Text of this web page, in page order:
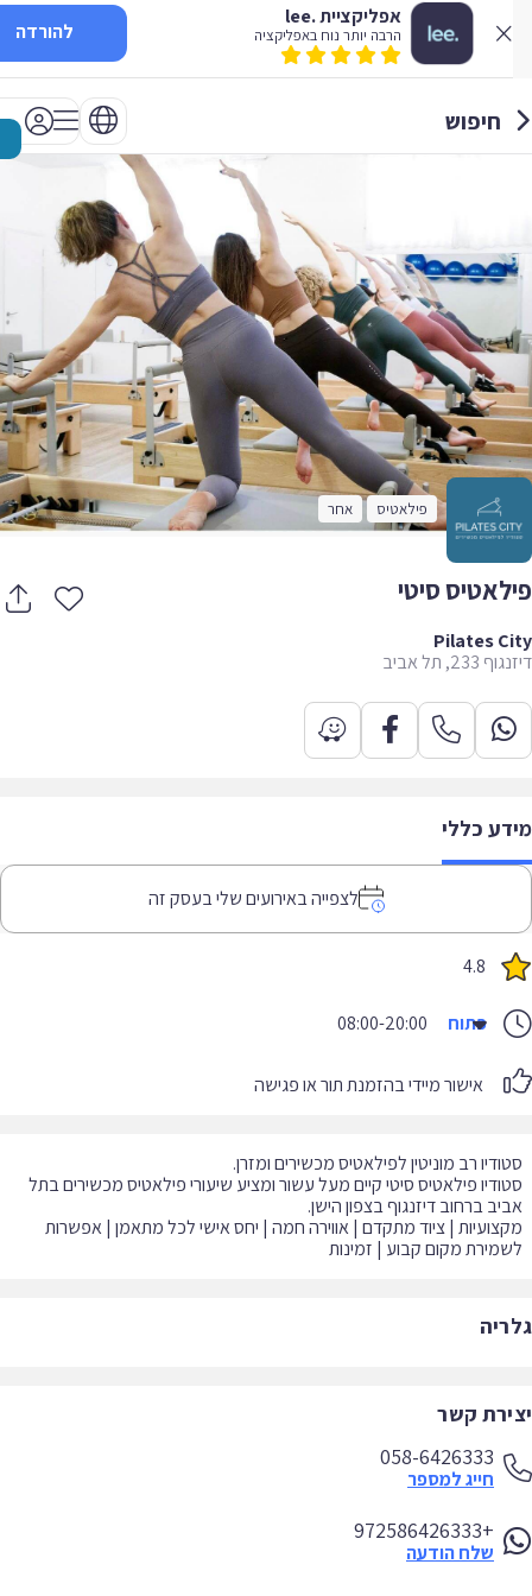
אפליקציית .lee
הרבה יותר נוח באפליקציה להורדה
חיפוש
פילאטיס אחר
סיטי
Pilates
תל אביב
כללי
לצפייה באירועים שלי בעסק זה
4.8
פתוח 08:00-20:00
אישור מיידי בהזמנת תור או פגישה
פילאטיס סיטי קיים מעל עשור ומציע שיעורי פילאטיס מכשירים בתל
| ציוד מתקדם | אווירה חמה | יחס אישי לכל מתאמן | אפשרות
מקום קבוע | זמינות
קשר
058-6426333
חייג למספר
+972586426333
שלח הודעה